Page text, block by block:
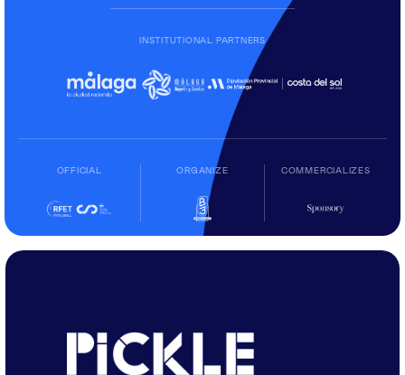
INSTITUTIONAL PARTNERS
OFFICIAL ORGANIZE COMMERCIALIZES